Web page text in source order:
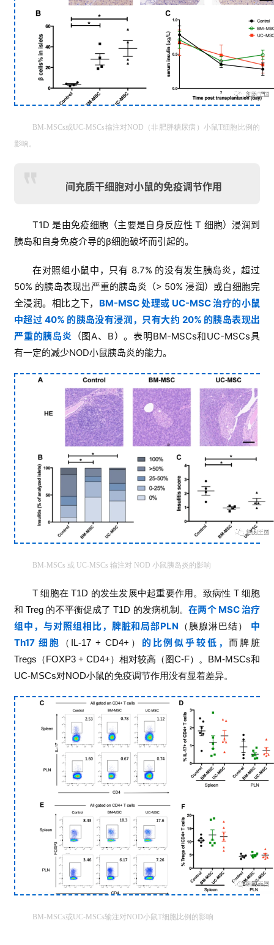
BM-MSCs或UC-MSCs输注对NOD（非肥胖糖尿病）小鼠T细胞比例的
影响。
间充质干细胞对小鼠的免疫调节作用
T1D是由免疫细胞（主要是自身反应性T 细胞）浸润到
胰岛和自身免疫介导的β细胞破坏而引起的。
在对照组小鼠中，只有 8.7% 的没有发生胰岛炎，超过
50% 的胰岛表现出严重的胰岛炎（> 50% 浸润）或白细胞完
全浸润。相比之下， BM-MSC 处理或 UC-MSC 治疗的小鼠
中超过 40% 的胰岛没有浸润，只有大约 20% 的胰岛表现出
严重的胰岛炎 （图A、B）。表明BM-MSCs和UC-MSCs具
有一定的减少NOD小鼠胰岛炎的能力。
BM-MSCs 或 UC-MSCs 输注对 NOD 小鼠胰岛炎的影响
T细胞在T1D 的发生发展中起重要作用。致病性 T 细胞
和Treg 的不平衡促成了T1D 的发病机制。在两个 MSC 治疗
组中，与对照组相比，脾脏和局部PLN （胰腺淋巴结）
中
Th17 细胞
（ IL-17 + CD4+ ） 的比例似乎较低，而脾脏
Tregs （FOXP3 + CD4+）相对较高（图C-F）。 BM-MSCs和
UC-MSCs对NOD小鼠的免疫调节作用没有显着差异。
BM-MSCs或UC-MSCs输注对NOD小鼠T细胞比例的影响